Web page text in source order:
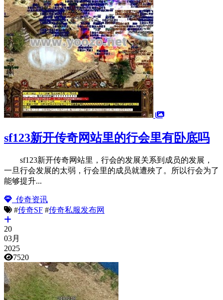
sf123新开传奇网站里的行会里有卧底吗
sf123新开传奇网站里，行会的发展关系到成员的发展，
一旦行会发展的太弱，行会里的成员就遭殃了。所以行会为了
能够提升...
传奇资讯
#传奇SF #传奇私服发布网
20
03月
2025
7520